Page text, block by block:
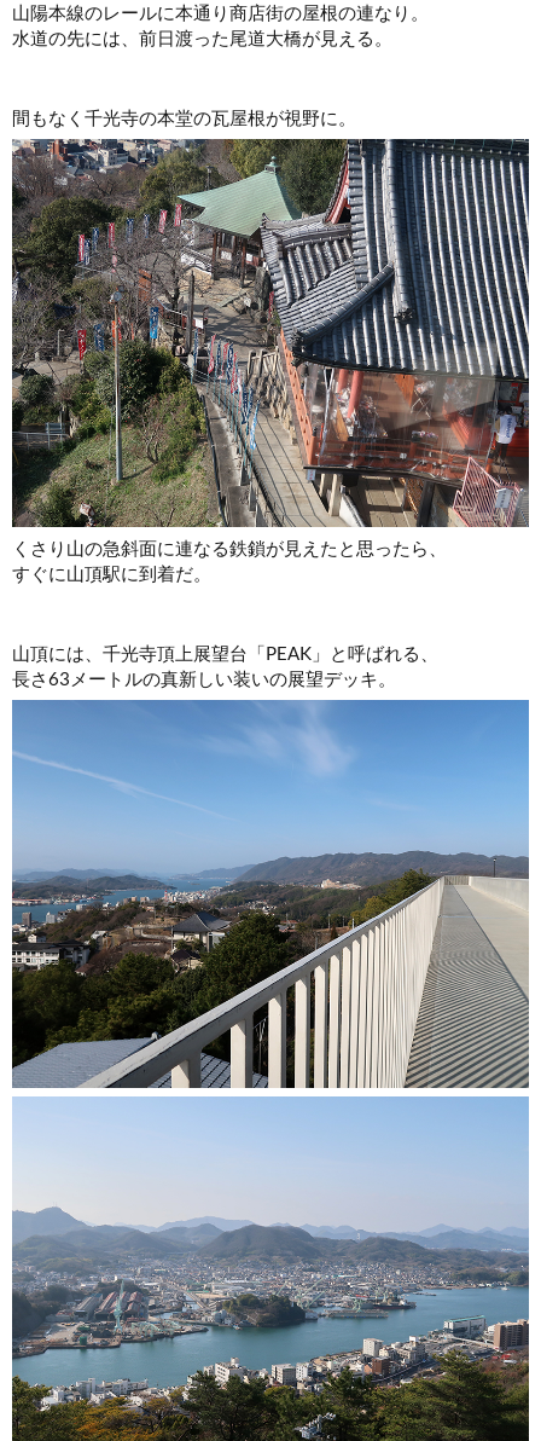
山陽本線のレールに本通り商店街の屋根の連なり。
水道の先には、前日渡った尾道大橋が見える。
間もなく千光寺の本堂の瓦屋根が視野に。
くさり山の急斜面に連なる鉄鎖が見えたと思ったら、
すぐに山頂駅に到着だ。
山頂には、千光寺頂上展望台「PEAK」と呼ばれる、
長さ63メートルの真新しい装いの展望デッキ。